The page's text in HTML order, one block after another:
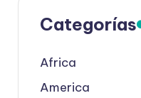
Categorías
Africa
America